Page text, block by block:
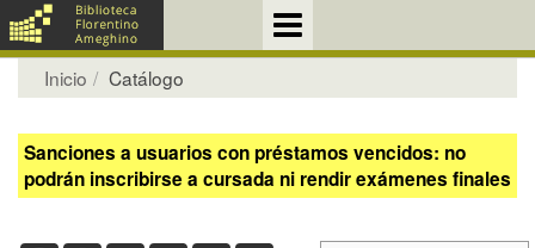
Inicio Catálogo
Sanciones a usuarios con préstamos vencidos: no
podrán inscribirse a cursada ni rendir exámenes finales